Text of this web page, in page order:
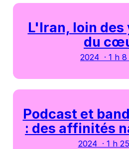
L'Iran, loin des
du
2024 · 1 h 8
Podcast et
: des affinités
2024 · 1 h